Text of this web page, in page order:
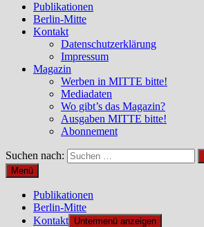
Publikationen
Berlin-Mitte
Kontakt
Datenschutzerklärung
Impressum
Magazin
Werben in MITTE bitte!
Mediadaten
Wo gibt’s das Magazin?
Ausgaben MITTE bitte!
Abonnement
Suchen nach:
Menü
Publikationen
Berlin-Mitte
Kontakt Untermenü anzeigen